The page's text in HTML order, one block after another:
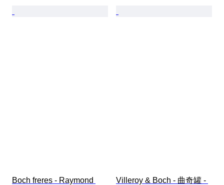
Boch freres - Raymond
Villeroy & Boch - 曲奇罐 -